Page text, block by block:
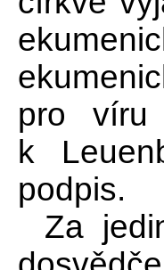
pro
k
podpis.
Za